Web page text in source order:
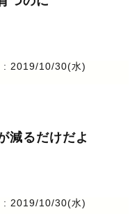
: 2019/10/30(水)
減るだけだよ
: 2019/10/30(水)